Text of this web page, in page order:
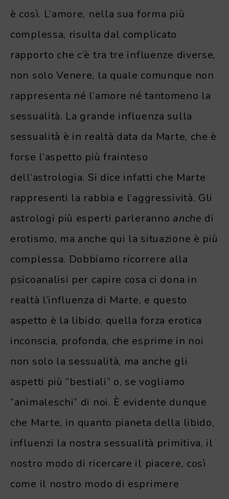
è così. L’amore, nella sua forma più
complessa, risulta dal complicato
rapporto che c’è tra tre influenze diverse,
non solo Venere, la quale comunque non
rappresenta né l’amore né tantomeno la
sessualità. La grande influenza sulla
sessualità è in realtà data da Marte, che è
forse l’aspetto più frainteso
dell’astrologia. Si dice infatti che Marte
rappresenti la rabbia e l’aggressività. Gli
astrologi più esperti parleranno anche di
erotismo, ma anche qui la situazione è più
complessa. Dobbiamo ricorrere alla
psicoanalisi per capire cosa ci dona in
realtà l’influenza di Marte, e questo
aspetto è la libido: quella forza erotica
inconscia, profonda, che esprime in noi
non solo la sessualità, ma anche gli
aspetti più “bestiali” o, se vogliamo
“animaleschi” di noi. È evidente dunque
che Marte, in quanto pianeta della libido,
influenzi la nostra sessualità primitiva, il
nostro modo di ricercare il piacere, così
come il nostro modo di esprimere